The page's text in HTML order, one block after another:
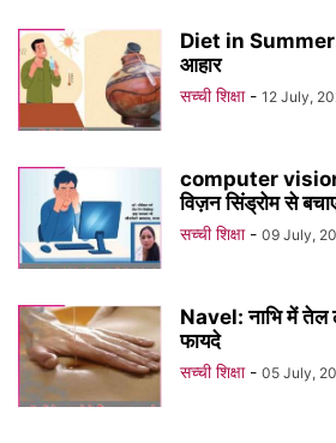
Diet in Summer:
आहार
सच्ची शिक्षा - 12 July,
computer
विज़न सिंड्रोम से
सच्ची शिक्षा - 09 July,
Navel: नाभि में तेल
फायदे
सच्ची शिक्षा - 05 July,